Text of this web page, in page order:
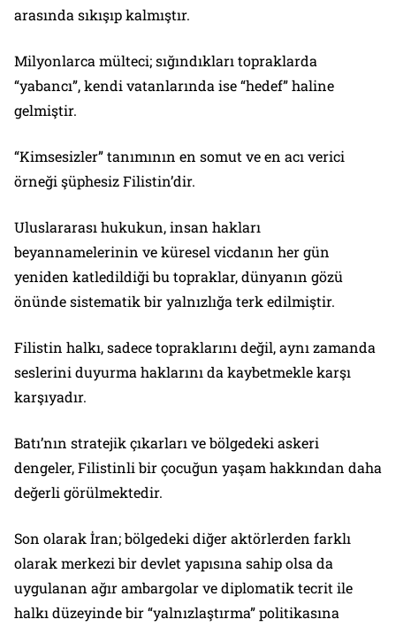
arasında sıkışıp kalmıştır.
Milyonlarca mülteci; sığındıkları topraklarda
“yabancı”, kendi vatanlarında ise “hedef” haline
gelmiştir.
“Kimsesizler” tanımının en somut ve en acı verici
örneği şüphesiz Filistin’dir.
Uluslararası hukukun, insan hakları
beyannamelerinin ve küresel vicdanın her gün
yeniden katledildiği bu topraklar, dünyanın gözü
önünde sistematik bir yalnızlığa terk edilmiştir.
Filistin halkı, sadece topraklarını değil, aynı zamanda
seslerini duyurma haklarını da kaybetmekle karşı
karşıyadır.
Batı’nın stratejik çıkarları ve bölgedeki askeri
dengeler, Filistinli bir çocuğun yaşam hakkından daha
değerli görülmektedir.
Son olarak İran; bölgedeki diğer aktörlerden farklı
olarak merkezi bir devlet yapısına sahip olsa da
uygulanan ağır ambargolar ve diplomatik tecrit ile
halkı düzeyinde bir “yalnızlaştırma” politikasına